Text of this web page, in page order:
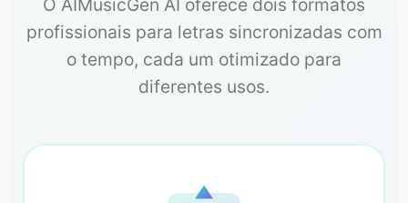
O AIMusicGen AI oferece dois formatos
profissionais para letras sincronizadas com
o tempo, cada um otimizado para
diferentes usos.